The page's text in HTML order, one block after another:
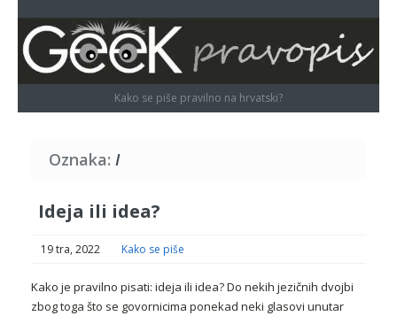
Kako se piše pravilno na hrvatski?
Oznaka: I
Ideja ili idea?
19 tra, 2022 Kako se piše
Kako je pravilno pisati: ideja ili idea? Do nekih jezičnih dvojbi
zbog toga što se govornicima ponekad neki glasovi unutar